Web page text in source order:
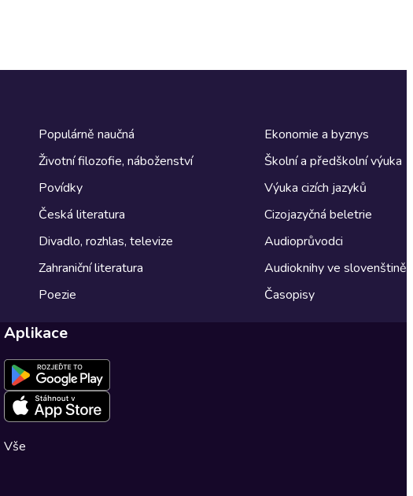
Populárně naučná
Životní filozofie, náboženství
Povídky
Česká literatura
Divadlo, rozhlas, televize
Zahraniční literatura
Poezie
Ekonomie a byznys
Školní a předškolní výuka
Výuka cizích jazyků
Cizojazyčná beletrie
Audioprůvodci
Audioknihy ve slovenštině
Časopisy
Aplikace
Vše